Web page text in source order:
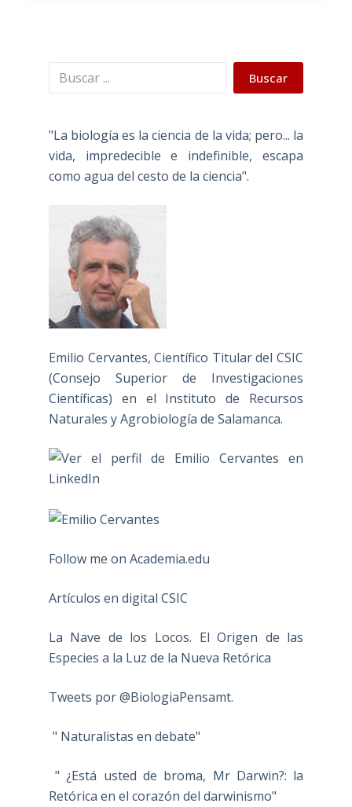
Buscar Buscar
"La biología es la ciencia de la vida; pero... la
vida, impredecible e indefinible, escapa
como agua del cesto de la ciencia".
Emilio Cervantes, Científico Titular del CSIC
(Consejo Superior de Investigaciones
Científicas) en el Instituto de Recursos
Naturales y Agrobiología de Salamanca.
Follow me on Academia.edu
Artículos en digital CSIC
La Nave de los Locos. El Origen de las
Especies a la Luz de la Nueva Retórica
Tweets por @BiologiaPensamt.
" Naturalistas en debate"
" ¿Está usted de broma, Mr Darwin?: la
Retórica en el corazón del darwinismo"